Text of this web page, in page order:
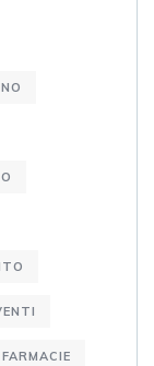
FARMACIE